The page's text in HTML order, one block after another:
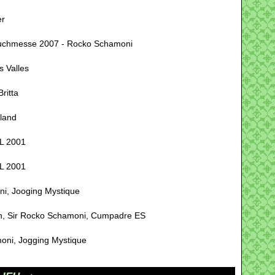
2007 - Rocko Schamoni
Valles
2001
2001
Jooging Mystique
Sir Rocko Schamoni, Cumpadre ES
Jogging Mystique